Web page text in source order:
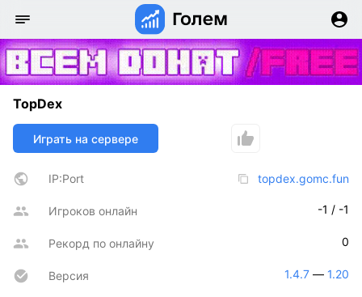
TopDex
Играть на сервере
IP:Port topdex.gomc.fun
Игроков онлайн -1 / -1
Рекорд по онлайну 0
Версия 1.4.7 — 1.20